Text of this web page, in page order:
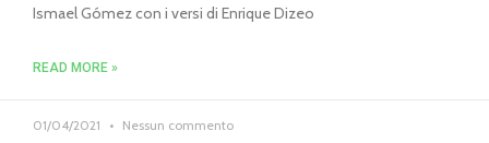
Ismael Gómez con i versi di Enrique Dizeo
READ MORE »
01/04/2021 Nessun commento